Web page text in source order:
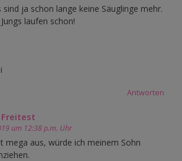
sind ja schon lange keine Säuglinge mehr.
laufen schon!
Antworten
um 12:38 p.m. Uhr
mega aus, würde ich meinem Sohn